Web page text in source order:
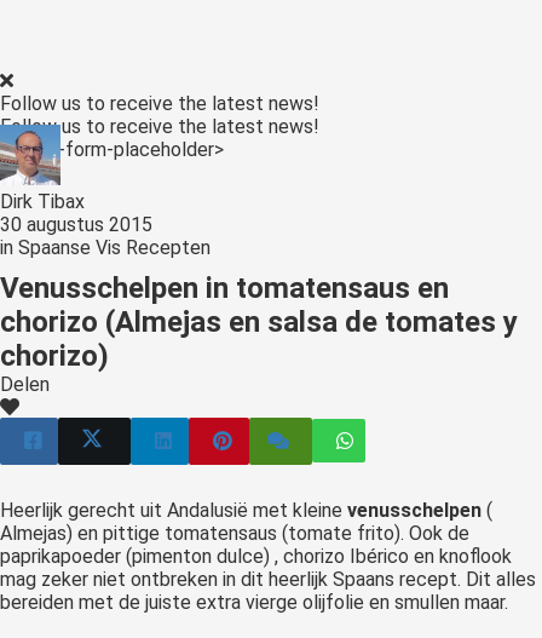
Follow us to receive the latest news!
Follow us to receive the latest news!
<:optin-form-placeholder>
Dirk Tibax
30 augustus 2015
in Spaanse Vis Recepten
Venusschelpen in tomatensaus en
chorizo (Almejas en salsa de tomates y
chorizo)
Delen
Heerlijk gerecht uit Andalusië met kleine venusschelpen (
Almejas) en pittige tomatensaus (tomate frito). Ook de
paprikapoeder (pimenton dulce) , chorizo Ibérico en knoflook
mag zeker niet ontbreken in dit heerlijk Spaans recept. Dit alles
bereiden met de juiste extra vierge olijfolie en smullen maar.